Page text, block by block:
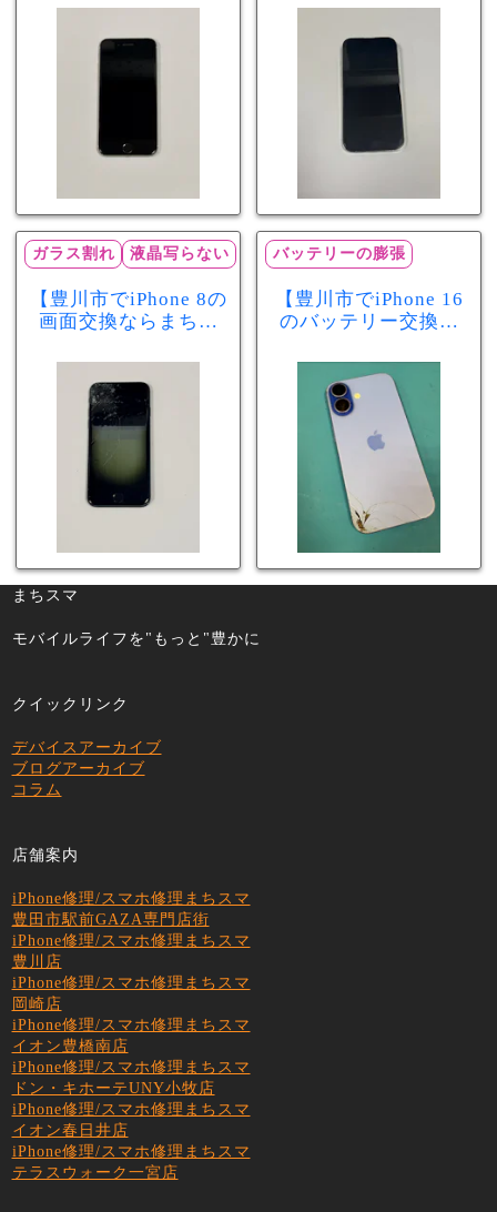
スマ豊川店】電池の
減りが早い症状も当
店】バッテリー交換
で復旧するケースも
あります！
ガラス割れ 液晶写らない
【豊川市でiPhone 8の
画面交換ならまちス
れ・液晶不良も当日
60分で修理可能！
バッテリーの膨張
【豊川市でiPhone 16
のバッテリー交換な
少し膨張したバッテ
リーも当日90分で安
心修理！
まちスマ
モバイルライフを"もっと"豊かに
クイックリンク
デバイスアーカイブ
ブログアーカイブ
コラム
店舗案内
iPhone修理/スマホ修理まちスマ
豊田市駅前GAZA専門店街
iPhone修理/スマホ修理まちスマ
豊川店
iPhone修理/スマホ修理まちスマ
岡崎店
iPhone修理/スマホ修理まちスマ
イオン豊橋南店
iPhone修理/スマホ修理まちスマ
ドン・キホーテUNY小牧店
iPhone修理/スマホ修理まちスマ
イオン春日井店
iPhone修理/スマホ修理まちスマ
テラスウォーク一宮店